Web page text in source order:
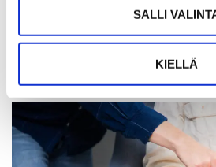
SALLI
KIELLÄ
Muita uutisia